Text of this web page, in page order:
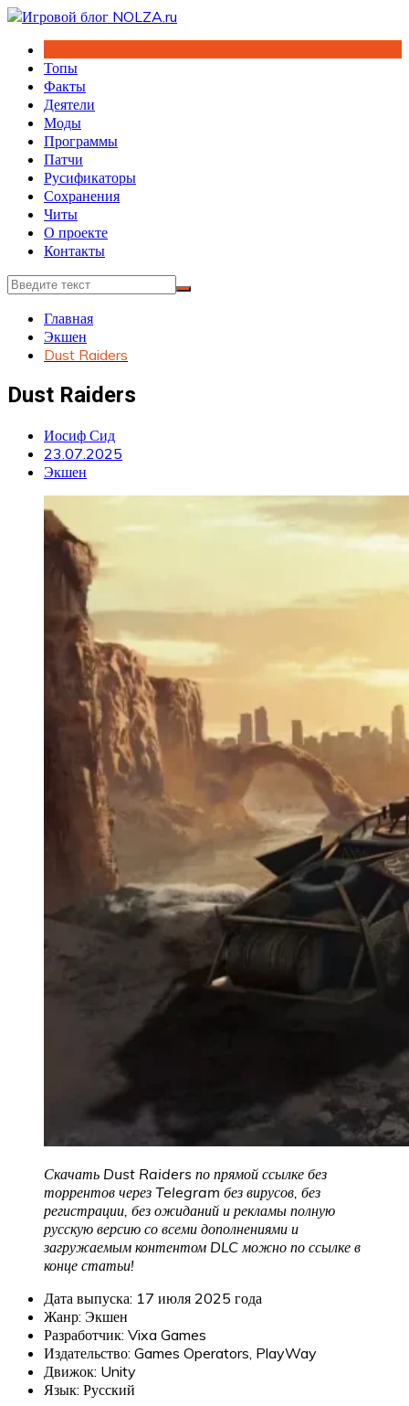
Перейти
содержимому
Топы
Факты
Деятели
Моды
Программы
Патчи
Русификаторы
Сохранения
Читы
О проекте
Контакты
Главная
Экшен
Dust Raiders
Dust Raiders
Иосиф Сид
23.07.2025
Экшен
Скачать Dust Raiders по прямой ссылке без
торрентов через Telegram без вирусов, без
регистрации, без ожиданий и рекламы полную
русскую версию со всеми дополнениями и
загружаемым контентом DLC можно по ссылке в
конце статьи!
Дата выпуска: 17 июля 2025 года
Жанр: Экшен
Разработчик: Vixa Games
Издательство: Games Operators, PlayWay
Движок: Unity
Язык: Русский